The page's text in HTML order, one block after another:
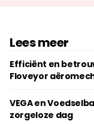
Lees meer
Efficiënt en
Floveyor
VEGA en
zorgeloze dag